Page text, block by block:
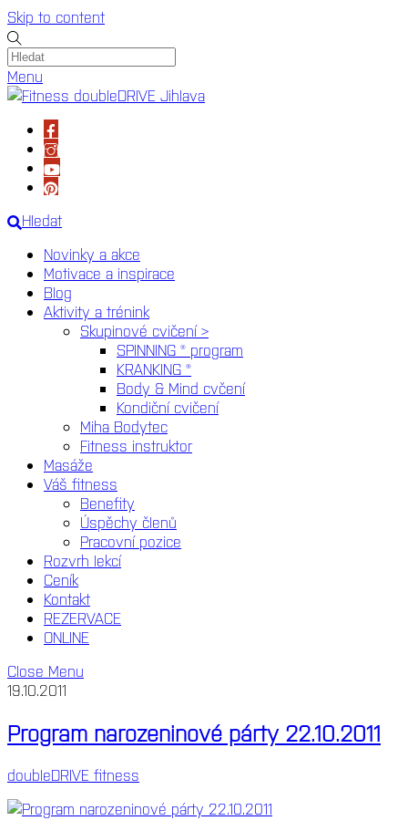
Skip to content
Menu
Hledat
Novinky a akce
Motivace a inspirace
Blog
Aktivity a trénink
Skupinové cvičení >
SPINNING ® program
KRANKING ®
Body & Mind cvčení
Kondiční cvičení
Miha Bodytec
Fitness instruktor
Masáže
Váš fitness
Benefity
Úspěchy členů
Pracovní pozice
Rozvrh lekcí
Ceník
Kontakt
REZERVACE
ONLINE
Close Menu
19.10.2011
Program narozeninové párty 22.10.2011
doubleDRIVE fitness